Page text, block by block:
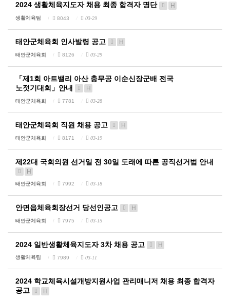
2024 생활체육지도자 채용 최종 합격자 명단 H
생활체육팀 8043 03-29
태안군체육회 인사발령 공고 H
태안군체육회 8126 03-29
「제1회 아트밸리 아산 충무공 이순신장군배 전국
노젓기대회」안내
H
태안군체육회 7781 03-28
태안군체육회 직원 채용 공고 H
태안군체육회 8171 03-19
제22대 국회의원 선거일 전 30일 도래에 따른 공직선거법 안내
H
태안군체육회 7992 03-18
안면읍체육회장선거 당선인공고 H
태안군체육회 7975 03-15
2024 일반생활체육지도자 3차 채용 공고 H
생활체육팀 7989 03-11
2024 학교체육시설개방지원사업 관리매니저 채용 최종 합격자
공고
H